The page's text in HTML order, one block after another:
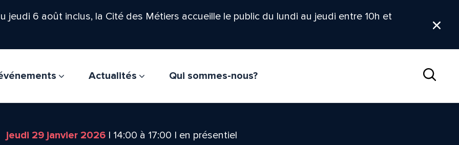
6 août inclus, la Cité des Métiers accueille le public du lundi au jeudi entre 10h et
Actualités
Qui sommes-nous?
jeudi 29 janvier 2026| 14:00 à 17:00 | en présentiel